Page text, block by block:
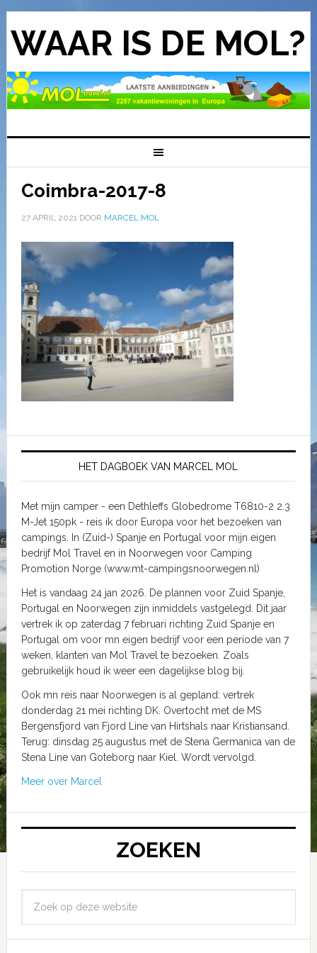
WAAR IS DE MOL?
Coimbra-2017-8
27 APRIL 2021DOOR MARCEL MOL
HET DAGBOEK VAN MARCEL MOL
Met mijn camper - een Dethleffs Globedrome T6810-2 2.3
M-Jet 150pk - reis ik door Europa voor het bezoeken van
campings. In (Zuid-) Spanje en Portugal voor mijn eigen
bedrijf Mol Travel en in Noorwegen voor Camping
Promotion Norge (www.mt-campingsnoorwegen.nl)
Het is vandaag 24 jan 2026. De plannen voor Zuid Spanje,
Portugal en Noorwegen zijn inmiddels vastgelegd. Dit jaar
vertrek ik op zaterdag 7 februari richting Zuid Spanje en
Portugal om voor mn eigen bedrijf voor een periode van 7
weken, klanten van Mol Travel te bezoeken. Zoals
gebruikelijk houd ik weer een dagelijkse blog bij.
Ook mn reis naar Noorwegen is al gepland: vertrek
donderdag 21 mei richting DK. Overtocht met de MS
Bergensfjord van Fjord Line van Hirtshals naar Kristiansand.
Terug: dinsdag 25 augustus met de Stena Germanica van de
Stena Line van Goteborg naar Kiel. Wordt vervolgd.
Meer over Marcel
ZOEKEN